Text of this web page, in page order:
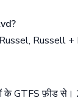
Russell +
के GTFS फ़ीड